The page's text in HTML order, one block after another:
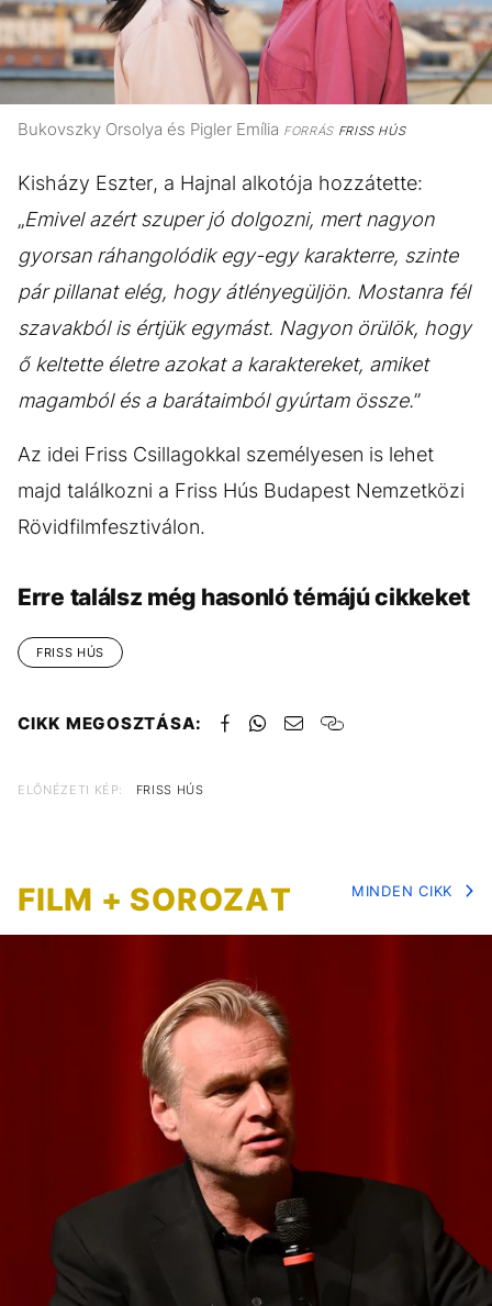
Bukovszky Orsolya és Pigler Emília FORRÁSFRISS HÚS
Kisházy Eszter, a Hajnal alkotója hozzátette:
„Emivel azért szuper jó dolgozni, mert nagyon
gyorsan ráhangolódik egy-egy karakterre, szinte
pár pillanat elég, hogy átlényegüljön. Mostanra fél
szavakból is értjük egymást. Nagyon örülök, hogy
ő keltette életre azokat a karaktereket, amiket
magamból és a barátaimból gyúrtam össze.”
Az idei Friss Csillagokkal személyesen is lehet
majd találkozni a Friss Hús Budapest Nemzetközi
Rövidfilmfesztiválon.
Erre találsz még hasonló témájú cikkeket
FRISS HÚS
CIKK MEGOSZTÁSA:
ELŐNÉZETI KÉP: FRISS HÚS
FILM + SOROZAT MINDEN CIKK